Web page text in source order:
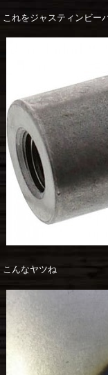
これをジャスティンビー
こんなヤツね